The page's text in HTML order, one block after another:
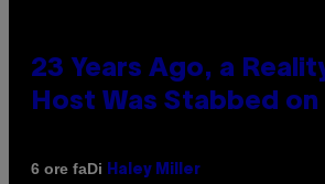
23 Years Ago, a
Host Was Stabbed on
6 ore faDi Haley Miller